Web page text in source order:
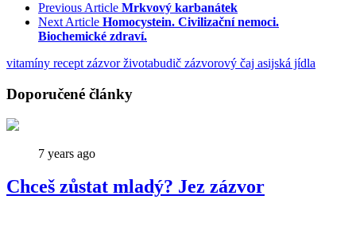
Previous Article Mrkvový karbanátek
Next Article Homocystein. Civilizační nemoci.
Biochemické zdraví.
vitamíny recept zázvorživotabudič zázvorový čaj asijská jídla
Doporučené články
7 years ago
Chceš zůstat mladý? Jez zázvor